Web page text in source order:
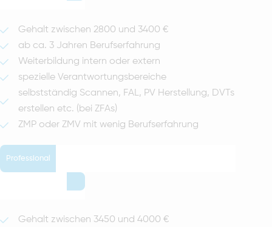
Gehalt zwischen 2800 und 3400 €
ab ca. 3 Jahren Berufserfahrung
Weiterbildung intern oder extern
spezielle Verantwortungsbereiche
selbstständig Scannen, FAL, PV Herstellung, DVTs
erstellen etc. (bei ZFAs)
ZMP oder ZMV mit wenig Berufserfahrung
Professional
Gehalt zwischen 3450 und 4000 €